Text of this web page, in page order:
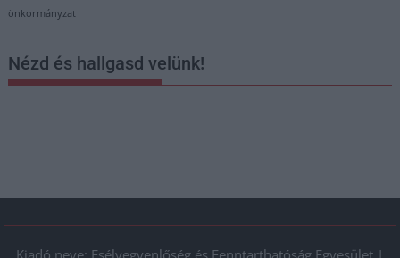
önkormányzat
Nézd és hallgasd velünk!
Kiadó neve: Esélyegyenlőség és Fenntarthatóság Egyesület |